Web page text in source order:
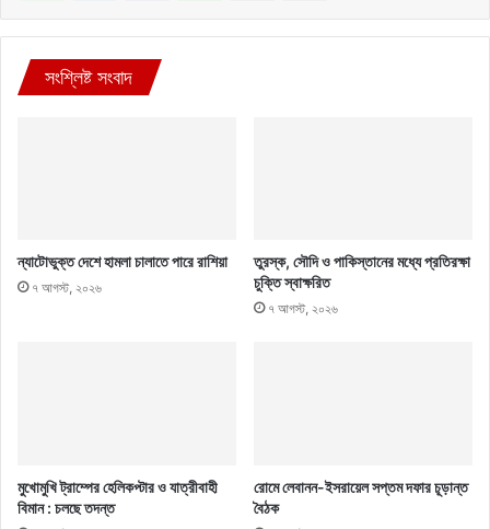
সংশ্লিষ্ট সংবাদ
ন্যাটোভুক্ত দেশে হামলা চালাতে পারে রাশিয়া
৭ আগস্ট, ২০২৬
তুরস্ক, সৌদি ও পাকিস্তানের মধ্যে প্রতিরক্ষা
চুক্তি স্বাক্ষরিত
৭ আগস্ট, ২০২৬
মুখোমুখি ট্রাম্পের হেলিকপ্টার ও যাত্রীবাহী
বিমান : চলছে তদন্ত
রোমে লেবানন-ইসরায়েল সপ্তম দফার চূড়ান্ত
বৈঠক